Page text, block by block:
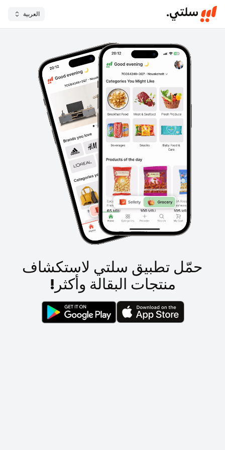
العربية
حمّل تطبيق سلتي لاستكشاف
منتجات البقالة وأكثر!